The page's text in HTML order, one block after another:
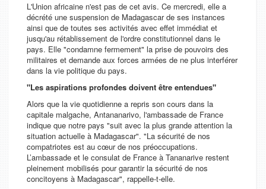
L'Union africaine n'est pas de cet avis. Ce mercredi, elle a
décrété une suspension de Madagascar de ses instances
ainsi que de toutes ses activités avec effet immédiat et
jusqu'au rétablissement de l'ordre constitutionnel dans le
pays. Elle "condamne fermement" la prise de pouvoirs des
militaires et demande aux forces armées de ne plus interférer
dans la vie politique du pays.
"Les aspirations profondes doivent être entendues"
Alors que la vie quotidienne a repris son cours dans la
capitale malgache, Antananarivo, l'ambassade de France
indique que notre pays "suit avec la plus grande attention la
situation actuelle à Madagascar". "La sécurité de nos
compatriotes est au cœur de nos préoccupations.
L’ambassade et le consulat de France à Tananarive restent
pleinement mobilisés pour garantir la sécurité de nos
concitoyens à Madagascar", rappelle-t-elle.